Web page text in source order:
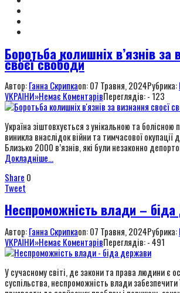
Боротьба колишніх в’язнів за
своєї свободи
Автор:Ганна Скрипкаon:07 Травня, 2024Рубрика:
УКРАЇНИ»Немає КоментарівПереглядів: - 123
Україна зіштовхується з унікальною та
виникла внаслідок війни та тимчасової окупації
Близько 2000 в’язнів, які були незаконно
Докладніше...
Share 0
Tweet
Неспроможність влади –
Автор:Ганна Скрипкаon:07 Травня, 2024Рубрика:
УКРАЇНИ»Немає КоментарівПереглядів: - 491
У сучасному світі, де закони та права людини є
суспільства, неспроможність влади